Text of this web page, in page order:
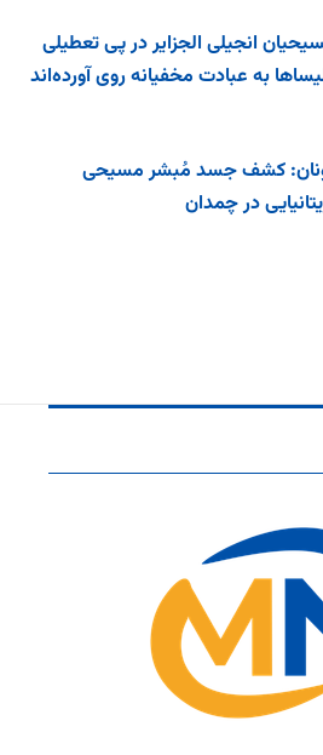
انجیلی الجزایر در پی تعطیلی
به عبادت مخفیانه روی آورده‌اند
کشف جسد مُبشر مسیحی
در چمدان